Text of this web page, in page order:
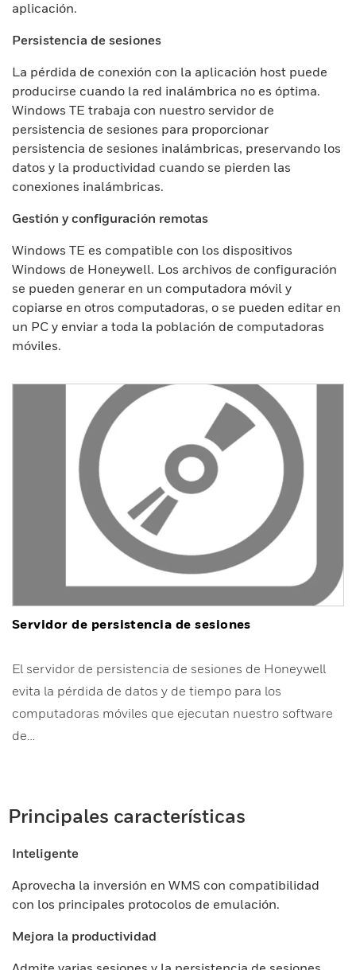
aplicación.
Persistencia de sesiones
La pérdida de conexión con la aplicación host puede
producirse cuando la red inalámbrica no es óptima.
Windows TE trabaja con nuestro servidor de
persistencia de sesiones para proporcionar
persistencia de sesiones inalámbricas, preservando los
datos y la productividad cuando se pierden las
conexiones inalámbricas.
Gestión y configuración remotas
Windows TE es compatible con los dispositivos
Windows de Honeywell. Los archivos de configuración
se pueden generar en un computadora móvil y
copiarse en otros computadoras, o se pueden editar en
un PC y enviar a toda la población de computadoras
móviles.
Servidor de persistencia de sesiones
El servidor de persistencia de sesiones de Honeywell
evita la pérdida de datos y de tiempo para los
computadoras móviles que ejecutan nuestro software
de…
Principales características
Inteligente
Aprovecha la inversión en WMS con compatibilidad
con los principales protocolos de emulación.
Mejora la productividad